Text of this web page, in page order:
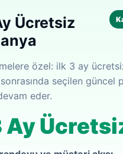
Ücretsiz
özel: ilk 3 ay
sonrasında seçilen güncel
eder.
Ay